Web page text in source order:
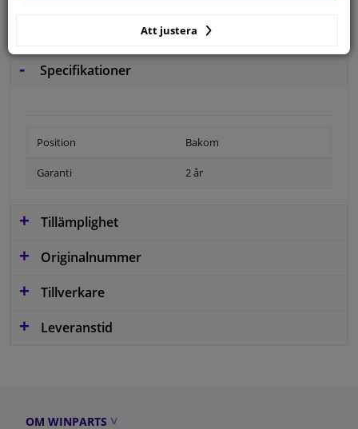
Specifikationer
Position Bakom
Garanti 2 år
Tillämplighet
Originalnummer
Tillverkare
Leveranstid
OM WINPARTS
Att justera